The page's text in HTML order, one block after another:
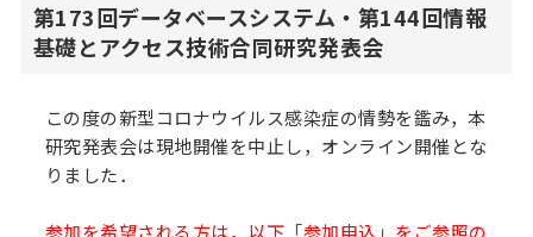
第173回データベースシステム・第144回情報
基礎とアクセス技術合同研究発表会
この度の新型コロナウイルス感染症の情勢を鑑み，本
研究発表会は現地開催を中止し，オンライン開催とな
りました．
参加を希望される方は，以下「参加申込」をご参照の